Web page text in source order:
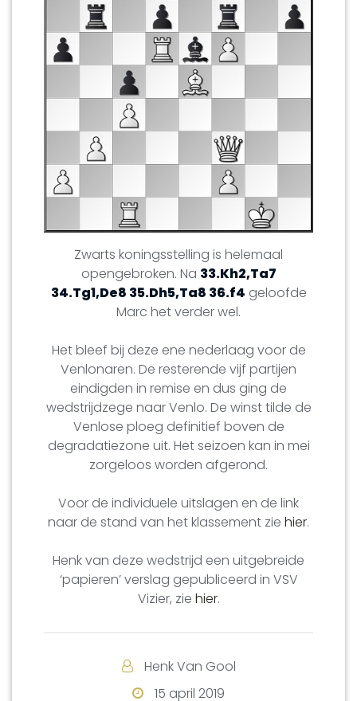
Zwarts koningsstelling is helemaal
opengebroken. Na 33.Kh2,Ta7
34.Tg1,De8 35.Dh5,Ta8 36.f4 geloofde
Marc het verder wel.
Het bleef bij deze ene nederlaag voor de
Venlonaren. De resterende vijf partijen
eindigden in remise en dus ging de
wedstrijdzege naar Venlo. De winst tilde de
Venlose ploeg definitief boven de
degradatiezone uit. Het seizoen kan in mei
zorgeloos worden afgerond.
Voor de individuele uitslagen en de link
naar de stand van het klassement zie hier.
Henk van deze wedstrijd een uitgebreide
‘papieren’ verslag gepubliceerd in VSV
Vizier, zie hier.
Henk Van Gool
15 april 2019